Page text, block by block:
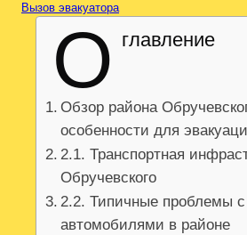
Вызов эвакуатора
О главление
Обзор района
особенности для
2.1. Транспортная
Обручевского
2.2. Типичные проблемы с
автомобилями в районе